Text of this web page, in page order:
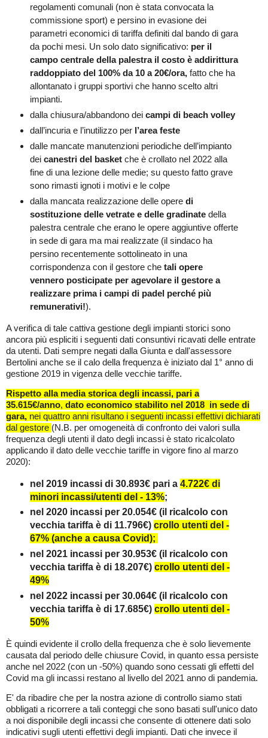
regolamenti comunali (non è stata convocata la
commissione sport) e persino in evasione dei
parametri economici di tariffa definiti dal bando di gara
da pochi mesi. Un solo dato significativo: per il
campo centrale della palestra il costo è addirittura
raddoppiato del 100% da 10 a 20€/ora, fatto che ha
allontanato i gruppi sportivi che hanno scelto altri
impianti.
dalla chiusura/abbandono dei campi di beach volley
dall’incuria e l’inutilizzo per l’area feste
dalle mancate manutenzioni periodiche dell’impianto
dei canestri del basket che è crollato nel 2022 alla
fine di una lezione delle medie; su questo fatto grave
sono rimasti ignoti i motivi e le colpe
dalla mancata realizzazione delle opere di
sostituzione delle vetrate e delle gradinatedella
palestra centrale che erano le opere aggiuntive offerte
in sede di gara ma mai realizzate (il sindaco ha
persino recentemente sottolineato in una
corrispondenza con il gestore che tali opere
vennero posticipate per agevolare il gestore a
realizzare prima i campi di padel perché più
remunerativi!).
A verifica di tale cattiva gestione degli impianti storici sono
ancora più espliciti i seguenti dati consuntivi ricavati delle entrate
da utenti. Dati sempre negati dalla Giunta e dall'assessore
Bertolini anche se il calo della frequenza è iniziato dal 1° anno di
gestione 2019 in vigenza delle vecchie tariffe.
Rispetto alla media storica degli incassi, pari a
35.615€/anno, dato economico stabilito nel 2018 in sede di
gara, nei quattro anni risultano i seguenti incassi effettivi dichiarati
dal gestore (N.B. per omogeneità di confronto dei valori sulla
frequenza degli utenti il dato degli incassi è stato ricalcolato
applicando il dato delle vecchie tariffe in vigore fino al marzo
2020):
nel 2019 incassi di 30.893€ pari a 4.722€ di
minori incassi/utenti del - 13%;
nel 2020 incassi per 20.054€ (il ricalcolo con
vecchia tariffa è di 11.796€) crollo utenti del -
67% (anche a causa Covid);
nel 2021 incassi per 30.953€ (il ricalcolo con
vecchia tariffa è di 18.207€) crollo utenti del -
49%
nel 2022 incassi per 30.064€ (il ricalcolo con
vecchia tariffa è di 17.685€) crollo utenti del -
50%
È quindi evidente il crollo della frequenza che è solo lievemente
causata dal periodo delle chiusure Covid, in quanto essa persiste
anche nel 2022 (con un -50%) quando sono cessati gli effetti del
Covid ma gli incassi restano al livello del 2021 anno di pandemia.
E' da ribadire che per la nostra azione di controllo siamo stati
obbligati a ricorrere a tali conteggi che sono basati sull'unico dato
a noi disponibile degli incassi che consente di ottenere dati solo
indicativi sugli utenti effettivi degli impianti. Dati che invece il